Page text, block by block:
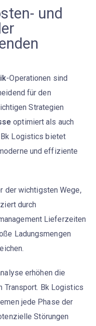
und
-Operationen sind
für den
Strategien
optimiert als auch
Logistics bietet
und effiziente
der wichtigsten Wege,
durch
Lieferzeiten
Ladungsmengen
erhöhen die
Transport. Bk Logistics
jede Phase der
Störungen